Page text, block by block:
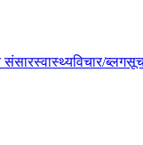
संसारस्वास्थ्यविचार/ब्लग